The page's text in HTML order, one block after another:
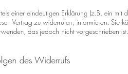
einer eindeutigen Erklärung (z.B. ein mit
Vertrag zu widerrufen, informieren. Sie
das jedoch nicht vorgeschrieben ist.
des Widerrufs